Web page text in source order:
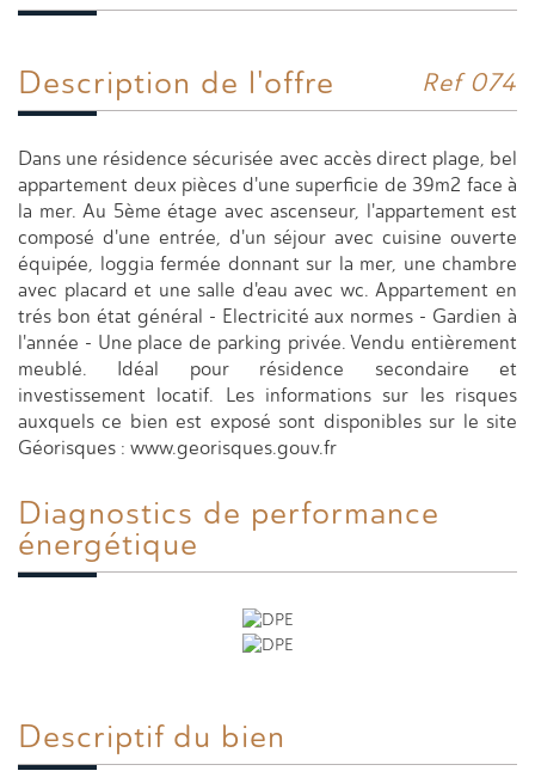
Description de l'offre Ref 074
Dans une résidence sécurisée avec accès direct plage, bel
appartement deux pièces d'une superficie de 39m2 face à
la mer. Au 5ème étage avec ascenseur, l'appartement est
composé d'une entrée, d'un séjour avec cuisine ouverte
équipée, loggia fermée donnant sur la mer, une chambre
avec placard et une salle d'eau avec wc. Appartement en
trés bon état général - Electricité aux normes - Gardien à
l'année - Une place de parking privée. Vendu entièrement
meublé. Idéal pour résidence secondaire et
investissement locatif. Les informations sur les risques
auxquels ce bien est exposé sont disponibles sur le site
Géorisques : www.georisques.gouv.fr
Diagnostics de performance
énergétique
Descriptif du bien